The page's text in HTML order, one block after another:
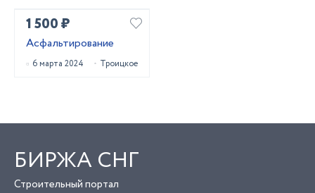
1 500 ₽
Асфальтирование
6 марта 2024 Троицкое
БИРЖА СНГ
Строительный портал